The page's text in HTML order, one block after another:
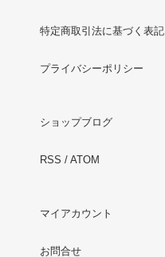
特定商取引法に基づく表記
プライバシーポリシー
ショップブログ
RSS / ATOM
マイアカウント
お問合せ